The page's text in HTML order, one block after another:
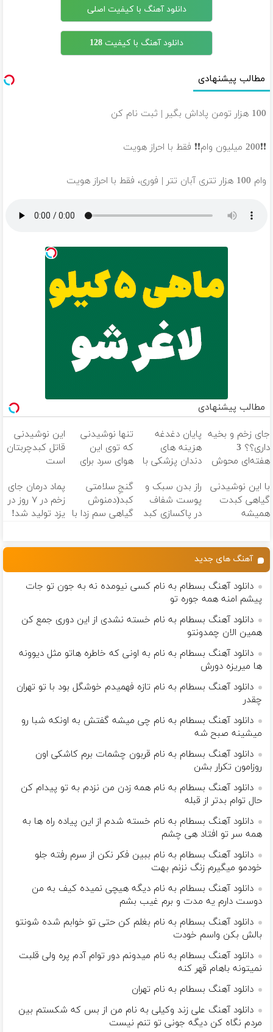
دانلود آهنگ با کیفیت اصلی
دانلود آهنگ با کیفیت 128
مطالب پیشنهادی
100 هزار تومن پاداش بگیر | ثبت نام کن
❗❗200 میلیون وام❗❗ فقط با احراز هویت
وام 100 هزار تتری آبان تتر | فوری، فقط با احراز هویت
مطالب پیشنهادی
جای زخم و بخیه
داری؟؟ 3
هفته‌ای محوش
پایان دغدغه
هزینه های
دندان پزشکی با
کننده خانگی
تنها نوشیدنی
که توی این
هوای سرد برای
55%تخفیف تا
امشب
این نوشیدنی
قاتل کبدچربتان
است
با این نوشیدنی
گیاهی کبدت
همیشه
راز بدن سبک و
پوست شفاف
در پاکسازی کبد
گنجِ سلامتی
کبد(دمنوش
گیاهی سم زدا با
پماد درمان جای
زخم در ۷ روز در
یزد تولید شد!
آهنگ های جدید
دانلود آهنگ بسطام به نام کسی نیومده نه به جون تو جات
پیشم امنه همه جوره تو
دانلود آهنگ بسطام به نام خسته نشدی از این دوری جمع کن
همین الان چمدونتو
دانلود آهنگ بسطام به نام به اونی که خاطره هاتو مثل دیوونه
ها میریزه دورش
دانلود آهنگ بسطام به نام تازه فهمیدم خوشگل بود با تو تهران
چقدر
دانلود آهنگ بسطام به نام چی میشه گفتش به اونکه شبا رو
میشینه صبح شه
دانلود آهنگ بسطام به نام قربون چشمات برم کاشکی اون
روزامون تکرار بشن
دانلود آهنگ بسطام به نام همه زدن من نزدم به تو پیدام کن
حال توام بدتر از قبله
دانلود آهنگ بسطام به نام خسته شدم از این پیاده راه ها به
همه سر تو افتاد هی چشم
دانلود آهنگ بسطام به نام ببین فکر نکن از سرم رفته جلو
خودمو میگیرم زنگ نزنم بهت
دانلود آهنگ بسطام به نام دیگه هیچی نمیده کیف به من
دوست دارم یه مدت و برم غیب بشم
دانلود آهنگ بسطام به نام بغلم کن حتی تو خوابم شده شونتو
بالش بکن واسم خودت
دانلود آهنگ بسطام به نام میدونم دور توام آدم پره ولی قلبت
نمیتونه باهام قهر کنه
دانلود آهنگ بسطام به نام تهران
دانلود آهنگ علی زند وکیلی به نام من از بس كه شكستم بین
مردم نگاه كن دیگه جونى تو تنم نیست